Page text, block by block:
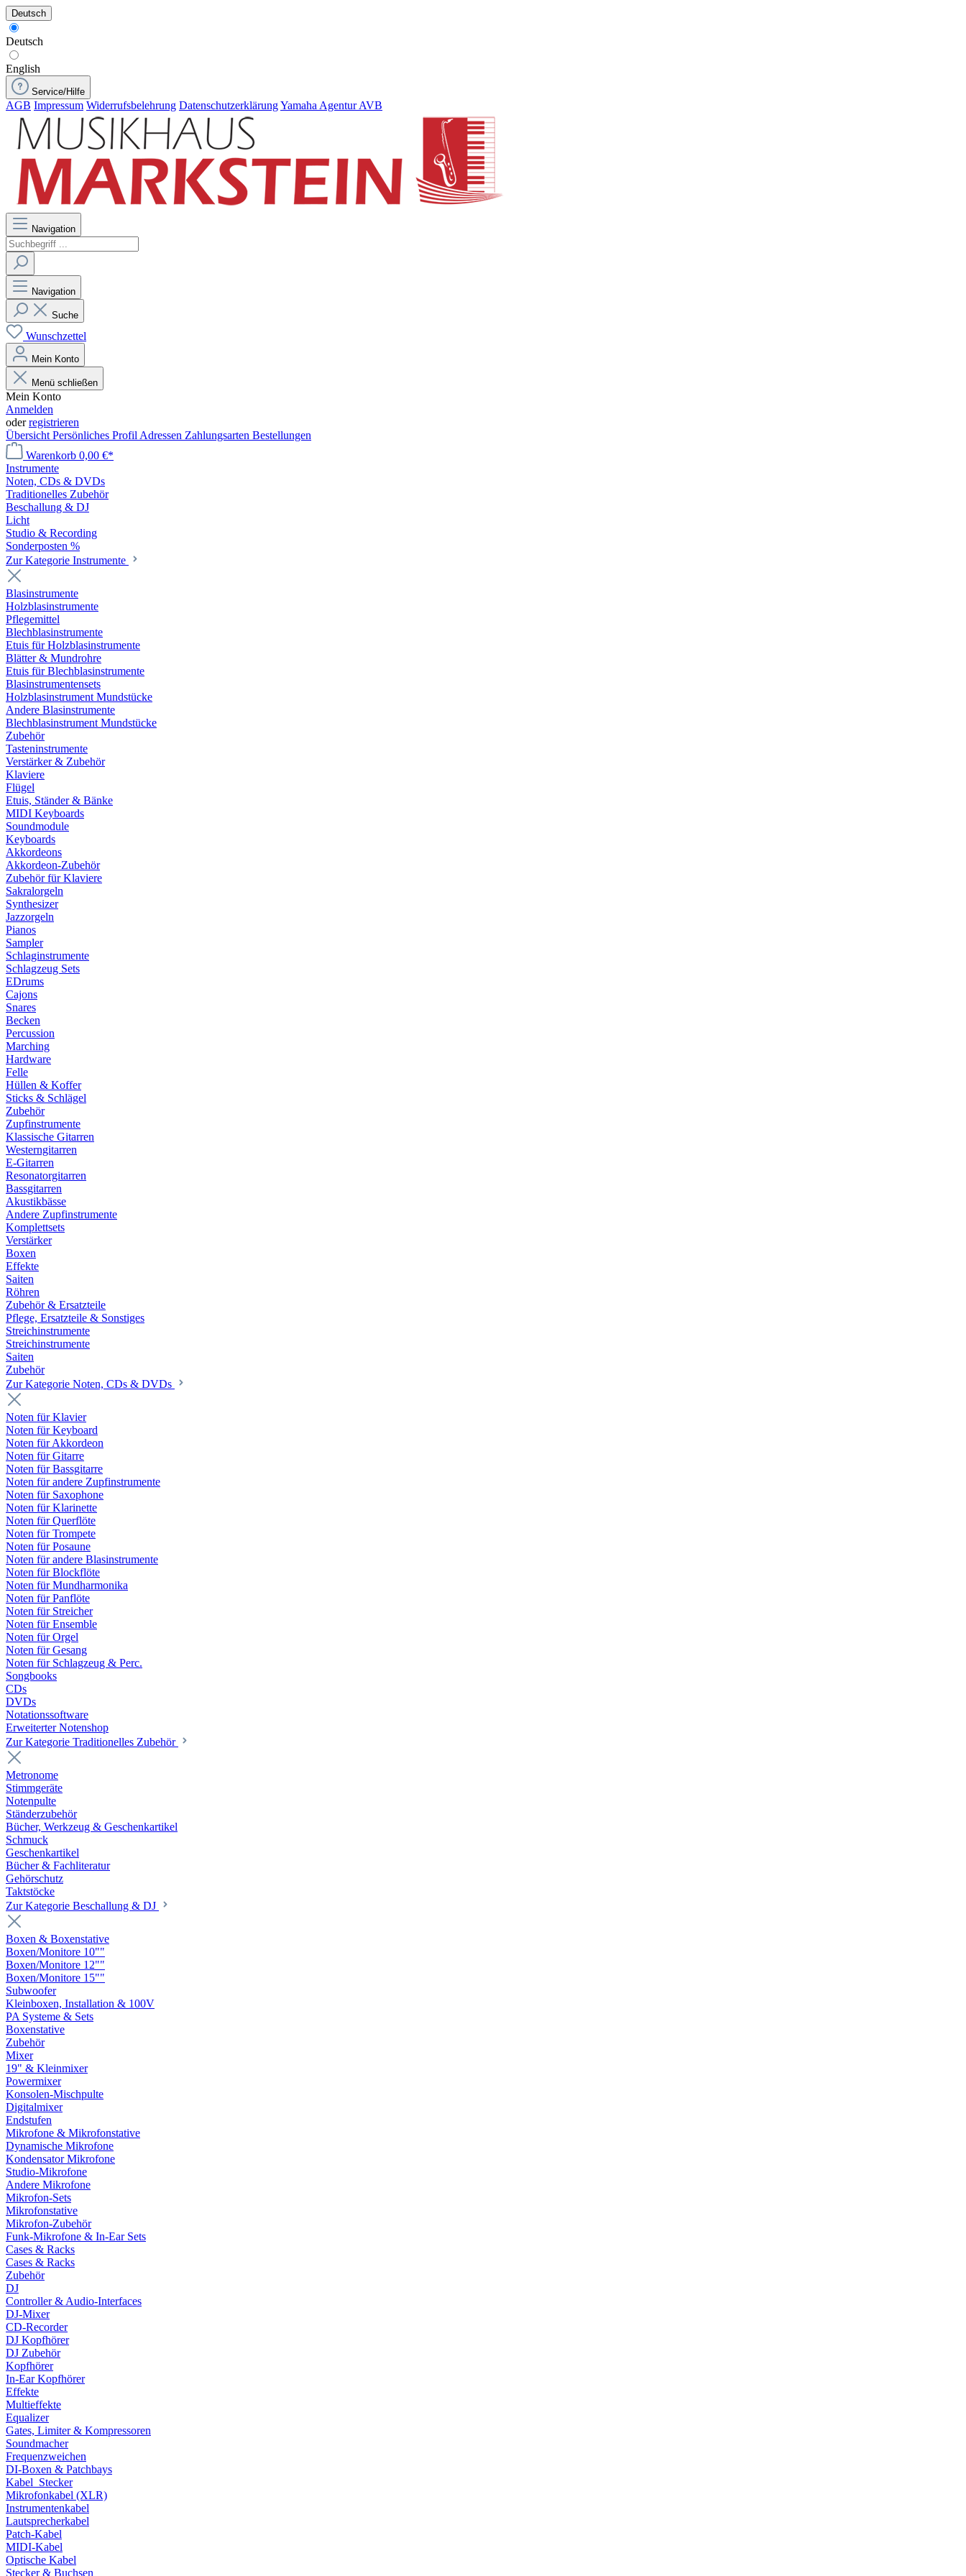
Deutsch
Deutsch
English
Service/Hilfe
AGB Impressum Widerrufsbelehrung DatenschutzerklärungYamaha Agentur AVB
Navigation
Navigation
Suche
Wunschzettel
Mein Konto
Menü schließen
Mein Konto
Anmelden
oderregistrieren
Übersicht Persönliches Profil Adressen Zahlungsarten Bestellungen
Warenkorb 0,00 €*
Instrumente
Noten, CDs & DVDs
Traditionelles Zubehör
Beschallung & DJ
Licht
Studio & Recording
Sonderposten %
Zur Kategorie Instrumente
Blasinstrumente
Holzblasinstrumente
Pflegemittel
Blechblasinstrumente
Etuis für Holzblasinstrumente
Blätter & Mundrohre
Etuis für Blechblasinstrumente
Blasinstrumentensets
Holzblasinstrument Mundstücke
Andere Blasinstrumente
Blechblasinstrument Mundstücke
Zubehör
Tasteninstrumente
Verstärker & Zubehör
Klaviere
Flügel
Etuis, Ständer & Bänke
MIDI Keyboards
Soundmodule
Keyboards
Akkordeons
Akkordeon-Zubehör
Zubehör für Klaviere
Sakralorgeln
Synthesizer
Jazzorgeln
Pianos
Sampler
Schlaginstrumente
Schlagzeug Sets
EDrums
Cajons
Snares
Becken
Percussion
Marching
Hardware
Felle
Hüllen & Koffer
Sticks & Schlägel
Zubehör
Zupfinstrumente
Klassische Gitarren
Westerngitarren
E-Gitarren
Resonatorgitarren
Bassgitarren
Akustikbässe
Andere Zupfinstrumente
Komplettsets
Verstärker
Boxen
Effekte
Saiten
Röhren
Zubehör & Ersatzteile
Pflege, Ersatzteile & Sonstiges
Streichinstrumente
Streichinstrumente
Saiten
Zubehör
Zur Kategorie Noten, CDs & DVDs
Noten für Klavier
Noten für Keyboard
Noten für Akkordeon
Noten für Gitarre
Noten für Bassgitarre
Noten für andere Zupfinstrumente
Noten für Saxophone
Noten für Klarinette
Noten für Querflöte
Noten für Trompete
Noten für Posaune
Noten für andere Blasinstrumente
Noten für Blockflöte
Noten für Mundharmonika
Noten für Panflöte
Noten für Streicher
Noten für Ensemble
Noten für Orgel
Noten für Gesang
Noten für Schlagzeug & Perc.
Songbooks
CDs
DVDs
Notationssoftware
Erweiterter Notenshop
Zur Kategorie Traditionelles Zubehör
Metronome
Stimmgeräte
Notenpulte
Ständerzubehör
Bücher, Werkzeug & Geschenkartikel
Schmuck
Geschenkartikel
Bücher & Fachliteratur
Gehörschutz
Taktstöcke
Zur Kategorie Beschallung & DJ
Boxen & Boxenstative
Boxen/Monitore 10""
Boxen/Monitore 12""
Boxen/Monitore 15""
Subwoofer
Kleinboxen, Installation & 100V
PA Systeme & Sets
Boxenstative
Zubehör
Mixer
19" & Kleinmixer
Powermixer
Konsolen-Mischpulte
Digitalmixer
Endstufen
Mikrofone & Mikrofonstative
Dynamische Mikrofone
Kondensator Mikrofone
Studio-Mikrofone
Andere Mikrofone
Mikrofon-Sets
Mikrofonstative
Mikrofon-Zubehör
Funk-Mikrofone & In-Ear Sets
Cases & Racks
Cases & Racks
Zubehör
DJ
Controller & Audio-Interfaces
DJ-Mixer
CD-Recorder
DJ Kopfhörer
DJ Zubehör
Kopfhörer
In-Ear Kopfhörer
Effekte
Multieffekte
Equalizer
Gates, Limiter & Kompressoren
Soundmacher
Frequenzweichen
DI-Boxen & Patchbays
Kabel_Stecker
Mikrofonkabel (XLR)
Instrumentenkabel
Lautsprecherkabel
Patch-Kabel
MIDI-Kabel
Optische Kabel
Stecker & Buchsen